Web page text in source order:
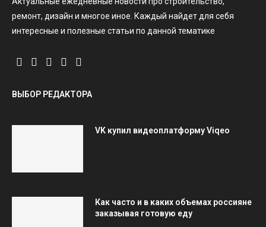
ремонт, дизайн и многое иное. Каждый найдет для себя
интересные и полезные статьи по данной тематике
ВЫБОР РЕДАКТОРА
VK купил видеоплатформу Viqeo
Как часто и в каких объемах россияне
заказывая готовую еду